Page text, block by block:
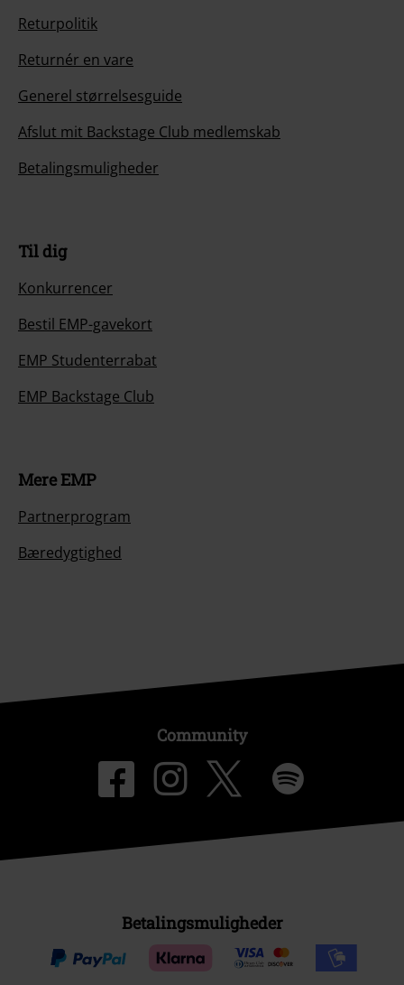
Returpolitik
Returnér en vare
Generel størrelsesguide
Afslut mit Backstage Club medlemskab
Betalingsmuligheder
Til dig
Konkurrencer
Bestil EMP-gavekort
EMP Studenterrabat
EMP Backstage Club
Mere EMP
Partnerprogram
Bæredygtighed
Community
Betalingsmuligheder